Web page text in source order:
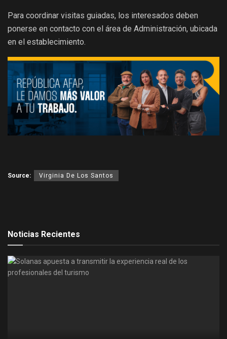
Para coordinar visitas guiadas, los interesados deben
ponerse en contacto con el área de Administración, ubicada
en el establecimiento.
Source: Virginia De Los Santos
Noticias Recientes